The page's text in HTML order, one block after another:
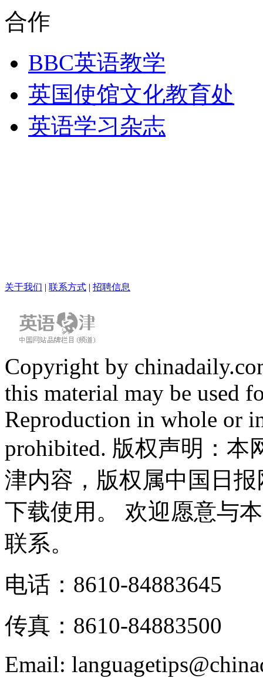
合作
BBC英语教学
英国使馆文化教育处
英语学习杂志
关于我们 | 联系方式 | 招聘信息
Copyright by
this material may be used
Reproduction in whole or
prohibited. 版权声明：
津内容，版权属中国日
下载使用。 欢迎愿意与
联系。
电话：8610-84883645
传真：8610-84883500
Email: